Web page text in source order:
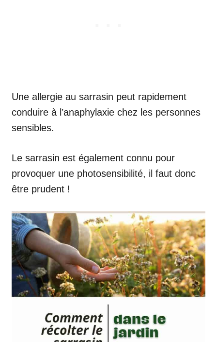
Une allergie au sarrasin peut rapidement
conduire à l’anaphylaxie chez les personnes
sensibles.
Le sarrasin est également connu pour
provoquer une photosensibilité, il faut donc
être prudent !